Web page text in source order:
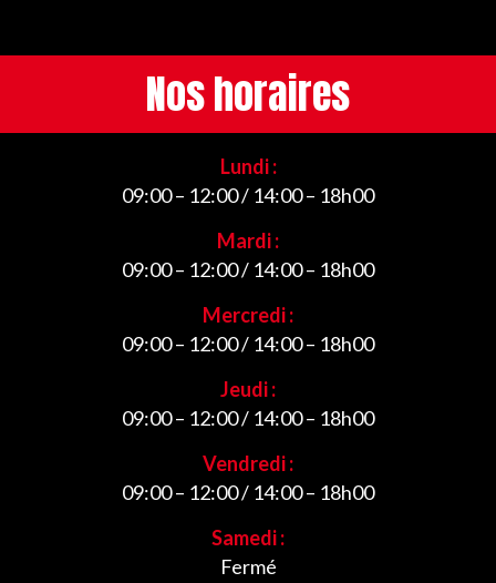
Nos horaires
Lundi :
09:00 – 12:00 / 14:00 – 18h00
Mardi :
09:00 – 12:00 / 14:00 – 18h00
Mercredi :
09:00 – 12:00 / 14:00 – 18h00
Jeudi :
09:00 – 12:00 / 14:00 – 18h00
Vendredi :
09:00 – 12:00 / 14:00 – 18h00
Samedi :
Fermé